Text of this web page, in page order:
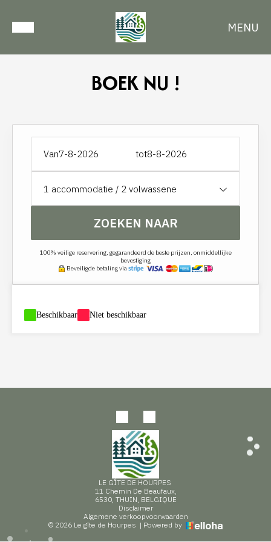
MENU
BOEK NU !
Van tot
1 accommodatie / 2 volwassene
ZOEKEN NAAR
100% veilige reservering, gegarandeerd de beste prijzen, onmiddellijke
bevestiging
Beveiligde betaling via
Beschikbaar Niet beschikbaar
LE GÎTE DE HOURPES
11 Chemin De Beaufaux,
6530, THUIN, BELGIQUE
Disclaimer
Algemene verkoopvoorwaarden
© 2026 Le gîte de Hourpes | Powered by